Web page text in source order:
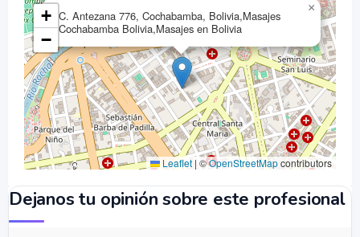
C. Antezana 776, Cochabamba, Bolivia,Masajes
Cochabamba Bolivia,Masajes en Bolivia
×
+
−
Leaflet | ©OpenStreetMapcontributors
Dejanos tu opinión sobre este profesional